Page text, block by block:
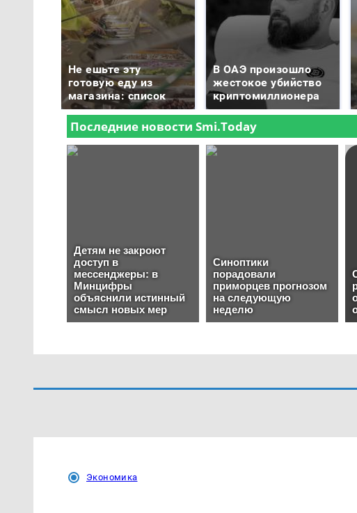
Не ешьте эту
готовую еду из
магазина: список
В ОАЭ произошло
жестокое убийство
криптомиллионера
Экономика